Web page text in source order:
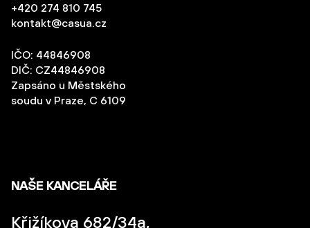
+420 274 810 745
kontakt@casua.cz
IČO: 44846908
DIČ: CZ44846908
Zapsáno u Městského
soudu v Praze, C 6109
NAŠE KANCELÁŘE
Křižíkova 682/34a,